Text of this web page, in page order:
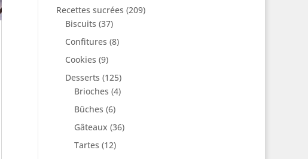
Recettes sucrées (209)
Biscuits (37)
Confitures (8)
Cookies (9)
Desserts (125)
Brioches (4)
Bûches (6)
Gâteaux (36)
Tartes (12)